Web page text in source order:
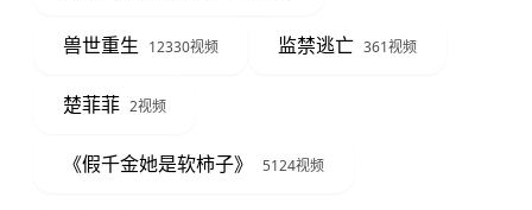
兽世重生 12330视频 监禁逃亡 361视频
楚菲菲 2视频
《假千金她是软柿子》 5124视频